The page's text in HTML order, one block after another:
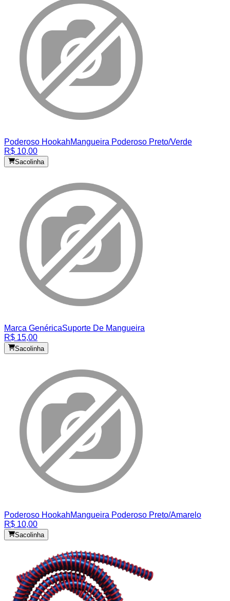
Poderoso HookahMangueira Poderoso Preto/Verde
R$ 10,00
Sacolinha
Marca GenéricaSuporte De Mangueira
R$ 15,00
Sacolinha
Poderoso HookahMangueira Poderoso Preto/Amarelo
R$ 10,00
Sacolinha